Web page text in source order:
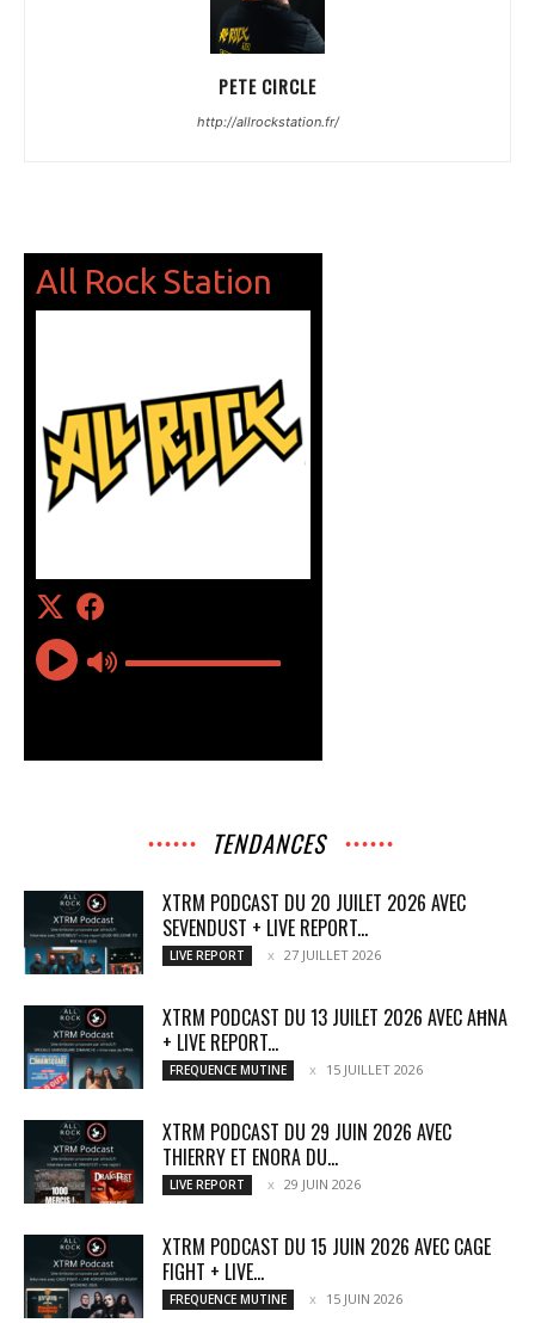
PETE CIRCLE
http://allrockstation.fr/
TENDANCES
XTRM PODCAST DU 20 JUILET 2026 AVEC
SEVENDUST + LIVE REPORT...
LIVE REPORT 27 JUILLET 2026
XTRM PODCAST DU 13 JUILET 2026 AVEC AĦNA
+ LIVE REPORT...
FREQUENCE MUTINE 15 JUILLET 2026
XTRM PODCAST DU 29 JUIN 2026 AVEC
THIERRY ET ENORA DU...
LIVE REPORT 29 JUIN 2026
XTRM PODCAST DU 15 JUIN 2026 AVEC CAGE
FIGHT + LIVE...
FREQUENCE MUTINE 15 JUIN 2026